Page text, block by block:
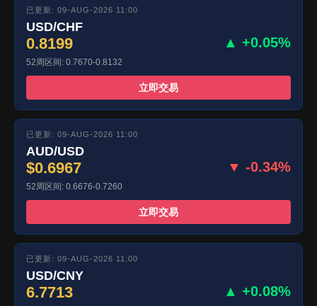
已更新: 09-AUG-2026 11:00
USD/CHF
0.8199 ▲ +0.05%
52周区间: 0.7670-0.8132
立即交易
已更新: 09-AUG-2026 11:00
AUD/USD
$0.6967 ▼ -0.34%
52周区间: 0.6676-0.7260
立即交易
已更新: 09-AUG-2026 11:00
USD/CNY
6.7713 ▲ +0.08%